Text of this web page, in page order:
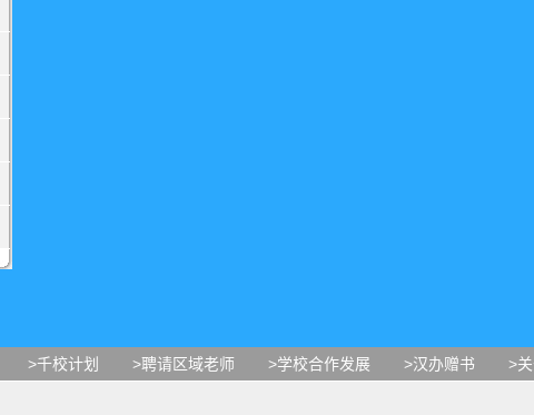
>千校计划 >聘请区域老师 >学校合作发展 >汉办赠书 >